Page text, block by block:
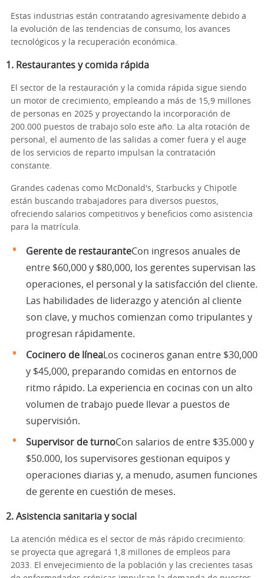
Estas industrias están contratando agresivamente debido a
la evolución de las tendencias de consumo, los avances
tecnológicos y la recuperación económica.
1. Restaurantes y comida rápida
El sector de la restauración y la comida rápida sigue siendo
un motor de crecimiento, empleando a más de 15,9 millones
de personas en 2025 y proyectando la incorporación de
200.000 puestos de trabajo solo este año. La alta rotación de
personal, el aumento de las salidas a comer fuera y el auge
de los servicios de reparto impulsan la contratación
constante.
Grandes cadenas como McDonald's, Starbucks y Chipotle
están buscando trabajadores para diversos puestos,
ofreciendo salarios competitivos y beneficios como asistencia
para la matrícula.
Gerente de restauranteCon ingresos anuales de
entre $60,000 y $80,000, los gerentes supervisan las
operaciones, el personal y la satisfacción del cliente.
Las habilidades de liderazgo y atención al cliente
son clave, y muchos comienzan como tripulantes y
progresan rápidamente.
Cocinero de línea Los cocineros ganan entre $30,000
y $45,000, preparando comidas en entornos de
ritmo rápido. La experiencia en cocinas con un alto
volumen de trabajo puede llevar a puestos de
supervisión.
Supervisor de turnoCon salarios de entre $35.000 y
$50.000, los supervisores gestionan equipos y
operaciones diarias y, a menudo, asumen funciones
de gerente en cuestión de meses.
2. Asistencia sanitaria y social
La atención médica es el sector de más rápido crecimiento:
se proyecta que agregará 1,8 millones de empleos para
2033. El envejecimiento de la población y las crecientes tasas